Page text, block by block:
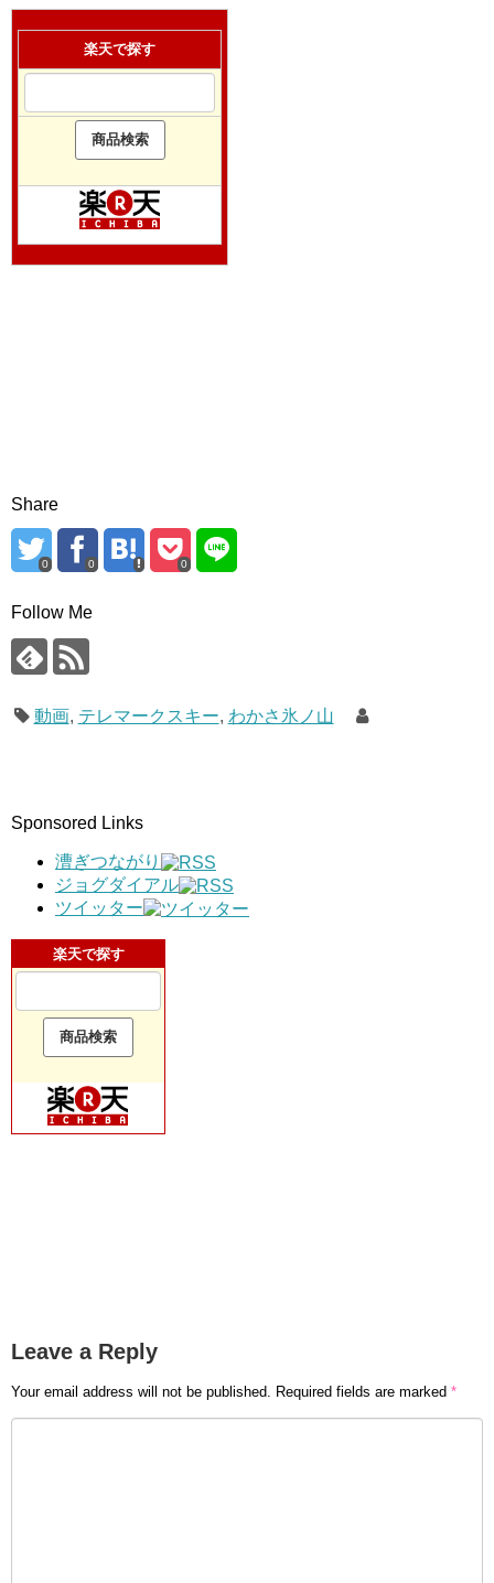
楽天で探す
Share
0 0 0
Follow Me
動画, テレマークスキー, わかさ氷ノ山
Sponsored Links
漕ぎつながり
ジョグダイアル
ツイッター
楽天で探す
Leave a Reply
Your email address will not be published. Required fields are marked *